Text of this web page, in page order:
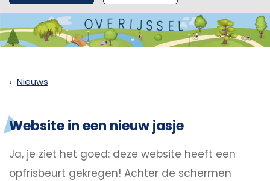
Nieuws
Website in een nieuw jasje
Ja, je ziet het goed: deze website heeft een
opfrisbeurt gekregen! Achter de schermen